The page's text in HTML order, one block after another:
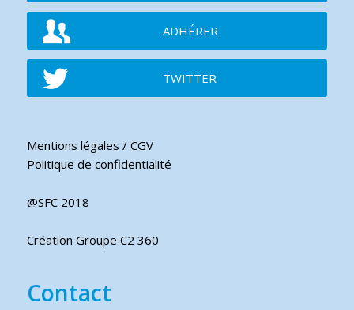
ADHÉRER
TWITTER
Mentions légales / CGV
Politique de confidentialité
@SFC 2018
Création Groupe C2 360
Contact